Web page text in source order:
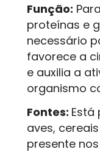
Função:
proteínas e
necessário
favorece a
e auxilia a
organismo
Fontes: Está
aves,
presente